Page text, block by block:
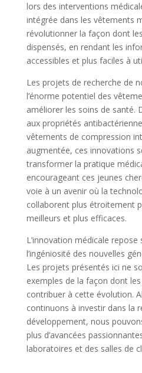
lors des interventions
intégrée dans les vêtements
révolutionner la façon dont
dispensés, en rendant les
accessibles et plus faciles à
Les projets de recherche de
l’énorme potentiel des
améliorer les soins de santé.
aux propriétés
vêtements de compression
augmentée, ces innovations
transformer la pratique
encourageant ces jeunes
voie à un avenir où la
collaborent plus étroitement
meilleurs et plus efficaces.
L’innovation médicale
l’ingéniosité des nouvelles
Les projets présentés ici ne
exemples de la façon dont
contribuer à cette évolution.
continuons à investir dans la
développement, nous
plus d’avancées
laboratoires et des salles de